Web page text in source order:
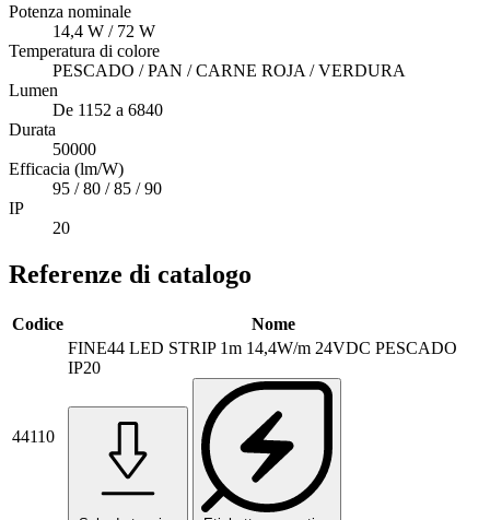
Potenza nominale
14,4 W / 72 W
Temperatura di colore
PESCADO / PAN / CARNE ROJA / VERDURA
Lumen
De 1152 a 6840
Durata
50000
Efficacia (lm/W)
95 / 80 / 85 / 90
IP
20
Referenze di catalogo
Codice Nome
44110
FINE44 LED STRIP 1m 14,4W/m 24VDC PESCADO
IP20